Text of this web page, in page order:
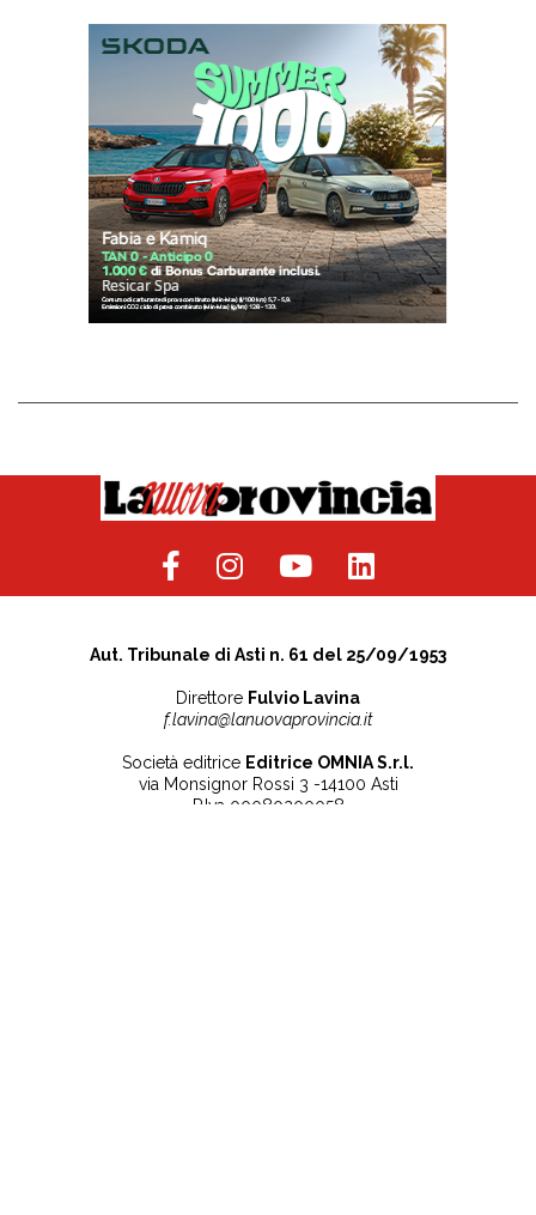
Aut. Tribunale di Asti n. 61 del 25/09/1953
Direttore Fulvio Lavina
f.lavina@lanuovaprovincia.it
Società editrice Editrice OMNIA S.r.l.
via Monsignor Rossi 3 -14100 Asti
P.Iva 00080200058